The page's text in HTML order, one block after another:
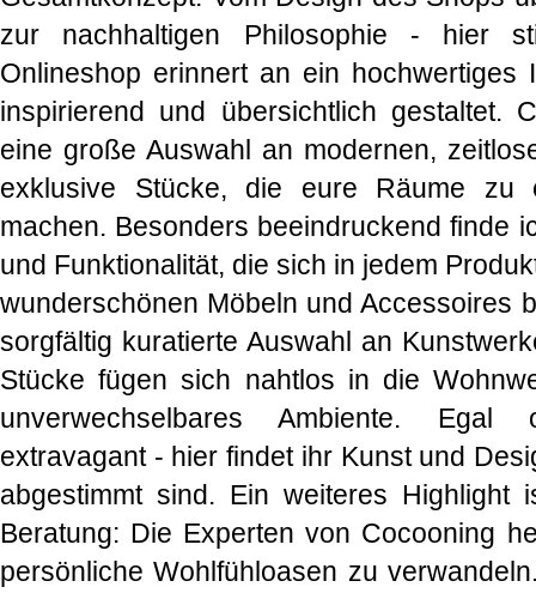
zur nachhaltigen Philosophie - hier
Onlineshop erinnert an ein hochwertiges
inspirierend und übersichtlich gestaltet.
eine große Auswahl an modernen,
exklusive Stücke, die eure Räume zu
machen. Besonders beeindruckend finde
und Funktionalität, die sich in jedem
wunderschönen Möbeln und Accessoires
sorgfältig kuratierte Auswahl an
Stücke fügen sich nahtlos in die
unverwechselbares Ambiente.
extravagant - hier findet ihr Kunst und
abgestimmt sind. Ein weiteres Highlight
Beratung: Die Experten von Cocooning
persönliche Wohlfühloasen zu